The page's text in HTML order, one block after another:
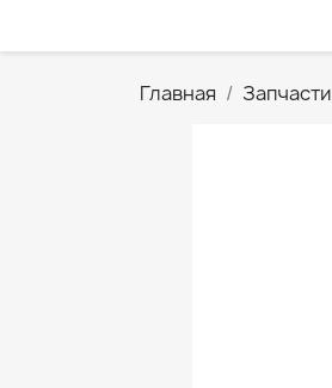
Главная Запчасти